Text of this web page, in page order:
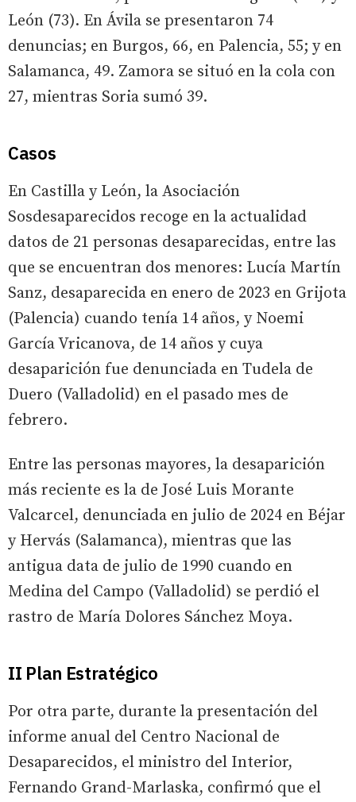
León (73). En Ávila se presentaron 74
denuncias; en Burgos, 66, en Palencia, 55; y en
Salamanca, 49. Zamora se situó en la cola con
27, mientras Soria sumó 39.
Casos
En Castilla y León, la Asociación
Sosdesaparecidos recoge en la actualidad
datos de 21 personas desaparecidas, entre las
que se encuentran dos menores: Lucía Martín
Sanz, desaparecida en enero de 2023 en Grijota
(Palencia) cuando tenía 14 años, y Noemi
García Vricanova, de 14 años y cuya
desaparición fue denunciada en Tudela de
Duero (Valladolid) en el pasado mes de
febrero.
Entre las personas mayores, la desaparición
más reciente es la de José Luis Morante
Valcarcel, denunciada en julio de 2024 en Béjar
y Hervás (Salamanca), mientras que las
antigua data de julio de 1990 cuando en
Medina del Campo (Valladolid) se perdió el
rastro de María Dolores Sánchez Moya.
II Plan Estratégico
Por otra parte, durante la presentación del
informe anual del Centro Nacional de
Desaparecidos, el ministro del Interior,
Fernando Grand-Marlaska, confirmó que el